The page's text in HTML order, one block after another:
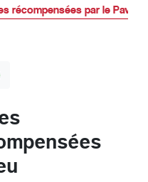
récompensées par le